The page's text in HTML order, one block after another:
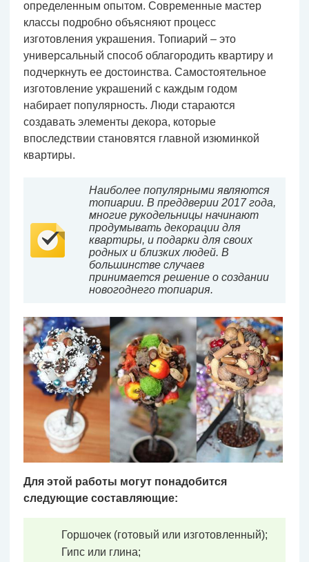
определенным опытом. Современные мастер
классы подробно объясняют процесс
изготовления украшения. Топиарий – это
универсальный способ облагородить квартиру и
подчеркнуть ее достоинства. Самостоятельное
изготовление украшений с каждым годом
набирает популярность. Люди стараются
создавать элементы декора, которые
впоследствии становятся главной изюминкой
квартиры.
Наиболее популярными являются
топиарии. В преддверии 2017 года,
многие рукодельницы начинают
продумывать декорации для
квартиры, и подарки для своих
родных и близких людей. В
большинстве случаев
принимается решение о создании
новогоднего топиария.
Для этой работы могут понадобится
следующие составляющие:
Горшочек (готовый или изготовленный);
Гипс или глина;